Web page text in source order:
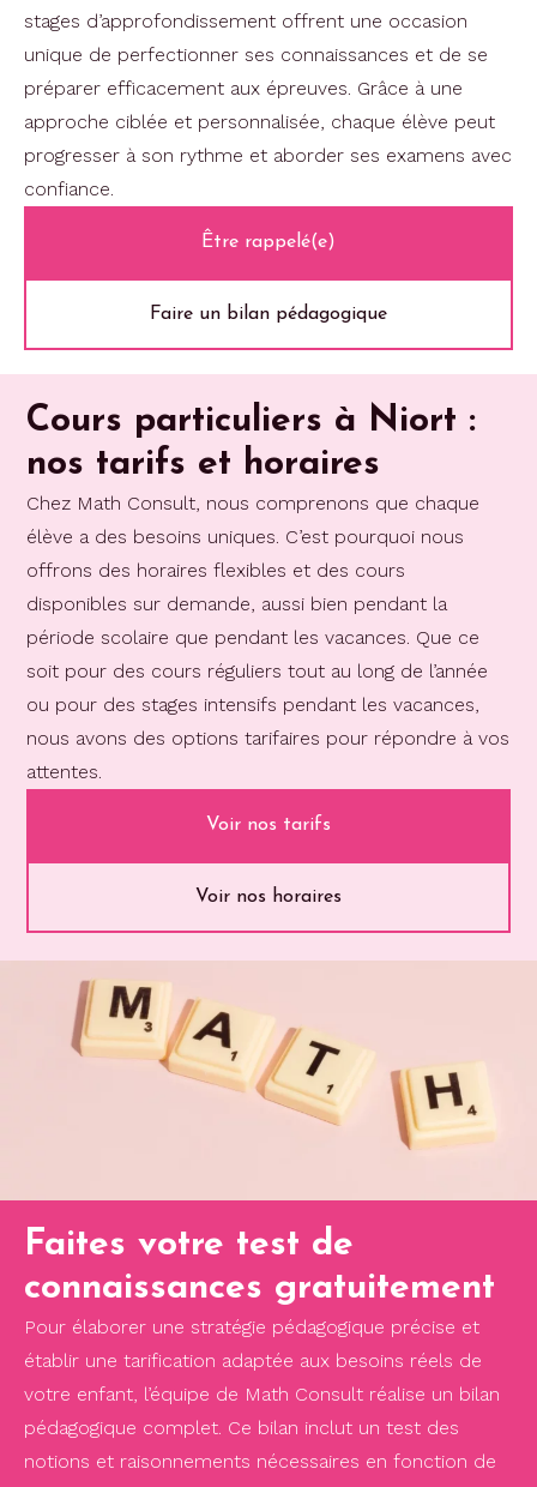
stages d’approfondissement offrent une occasion
unique de perfectionner ses connaissances et de se
préparer efficacement aux épreuves. Grâce à une
approche ciblée et personnalisée, chaque élève peut
progresser à son rythme et aborder ses examens avec
confiance.
Être rappelé(e)
Faire un bilan pédagogique
Cours particuliers à Niort :
nos tarifs et horaires
Chez Math Consult, nous comprenons que chaque
élève a des besoins uniques. C’est pourquoi nous
offrons des horaires flexibles et des cours
disponibles sur demande, aussi bien pendant la
période scolaire que pendant les vacances. Que ce
soit pour des cours réguliers tout au long de l’année
ou pour des stages intensifs pendant les vacances,
nous avons des options tarifaires pour répondre à vos
attentes.
Voir nos tarifs
Voir nos horaires
Faites votre test de
connaissances gratuitement
Pour élaborer une stratégie pédagogique précise et
établir une tarification adaptée aux besoins réels de
votre enfant, l’équipe de Math Consult réalise un bilan
pédagogique complet. Ce bilan inclut un test des
notions et raisonnements nécessaires en fonction de